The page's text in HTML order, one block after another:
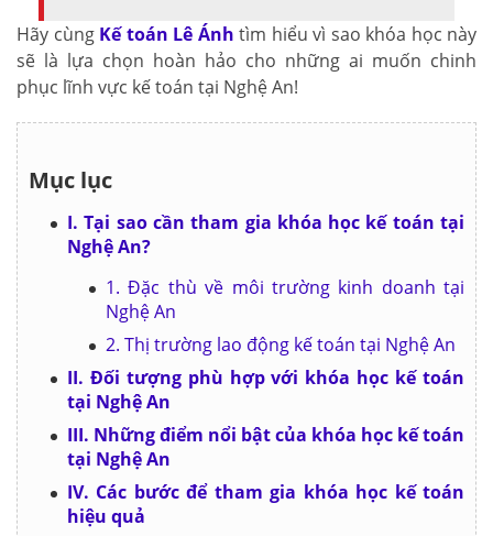
Hãy cùng Kế toán Lê Ánh tìm hiểu vì sao khóa học này
sẽ là lựa chọn hoàn hảo cho những ai muốn chinh
phục lĩnh vực kế toán tại Nghệ An!
Mục lục
I. Tại sao cần tham gia khóa học kế toán tại
Nghệ An?
1. Đặc thù về môi trường kinh doanh tại
Nghệ An
2. Thị trường lao động kế toán tại Nghệ An
II. Đối tượng phù hợp với khóa học kế toán
tại Nghệ An
III. Những điểm nổi bật của khóa học kế toán
tại Nghệ An
IV. Các bước để tham gia khóa học kế toán
hiệu quả